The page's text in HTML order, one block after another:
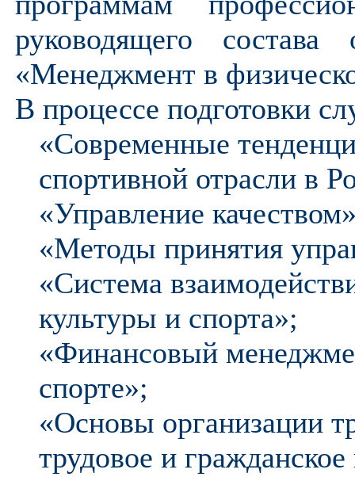
руководящего
«Менеджмент в
В процессе подготовки
«Современные
спортивной отрасли в
«Управление
«Методы принятия
«Система
культуры и спорта»;
«Финансовый
спорте»;
«Основы организации
трудовое и